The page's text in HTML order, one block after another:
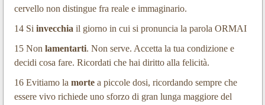
cervello non distingue fra reale e immaginario.
14 Si invecchia il giorno in cui si pronuncia la parola ORMAI
15 Non lamentarti. Non serve. Accetta la tua condizione e
decidi cosa fare. Ricordati che hai diritto alla felicità.
16 Evitiamo la mortea piccole dosi, ricordando sempre che
essere vivo richiede uno sforzo di gran lunga maggiore del